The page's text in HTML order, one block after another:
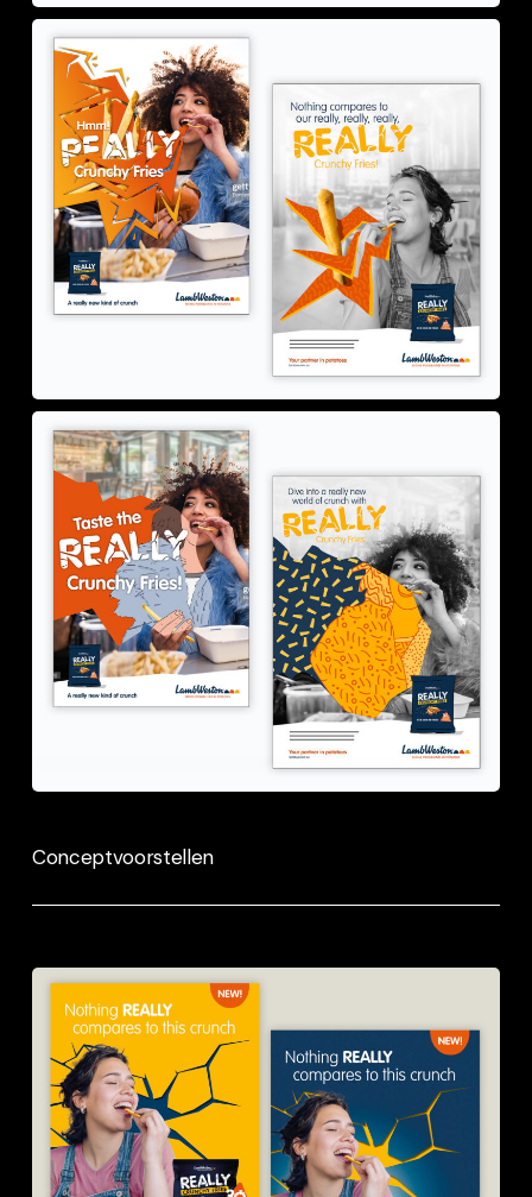
Conceptvoorstellen